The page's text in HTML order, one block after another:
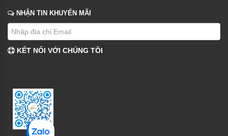
NHẬN TIN KHUYẾN MÃI
KẾT NỐI VỚI CHÚNG TÔI